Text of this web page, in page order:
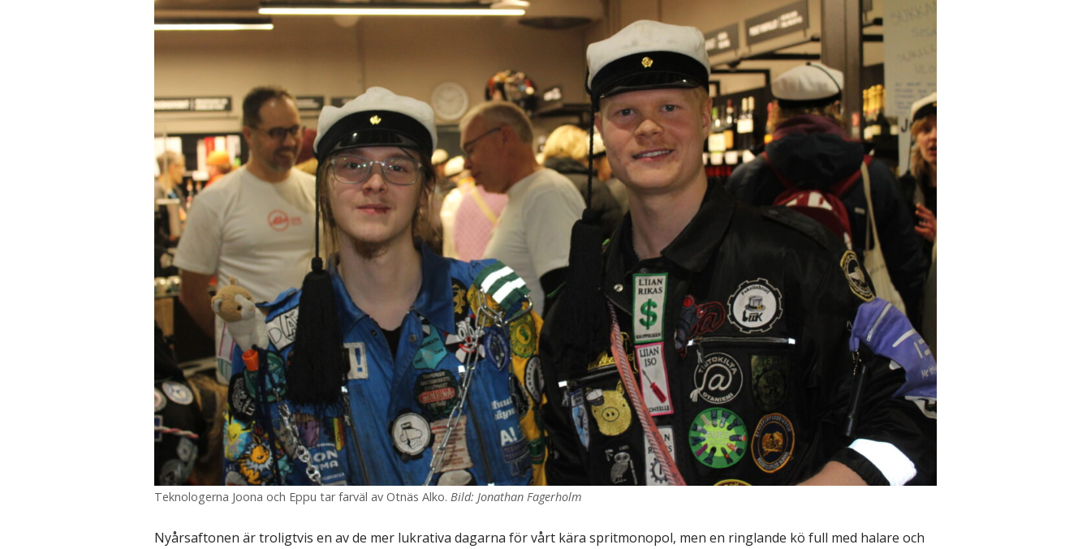
Teknologerna Joona och Eppu tar farväl av Otnäs Alko. Bild: Jonathan Fagerholm
Nyårsaftonen är troligtvis en av de mer lukrativa dagarna för vårt kära spritmonopol, men en ringlande kö full med halare och